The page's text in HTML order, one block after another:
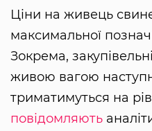
Ціни на живець
максимальної
Зокрема,
живою вагою
триматимуться на
повідомляють